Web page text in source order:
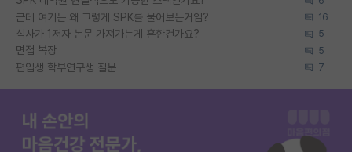
근데 여기는 왜 그렇게 SPK를 물어보는거임? 16
석사가 1저자 논문 가져가는게 흔한건가요? 5
면접 복장 5
편입생 학부연구생 질문 7